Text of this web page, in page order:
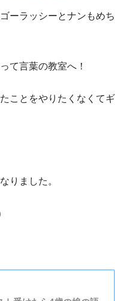
ーラッシーとナンもめち
て言葉の教室へ！
ことをやりたくなくてギ
りました。